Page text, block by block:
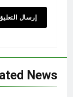
News